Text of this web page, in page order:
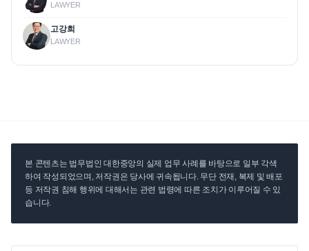
LAWYER
고강희
LAWYER
본 콘텐츠는 법무법인 대한중앙의 실제 업무 사례를 바탕으로 일부 각색
하여 작성되었으며, 저작권은 당사에 귀속됩니다. 무단 전재, 복제 및 배포
등 저작권 침해 행위에 대해서는 관련 법령에 따른 조치가 이루어질 수 있
습니다.